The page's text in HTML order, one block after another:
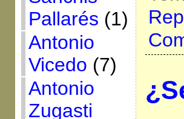
Pallarés (1)
Antonio
Vicedo (7)
Antonio
Zugasti